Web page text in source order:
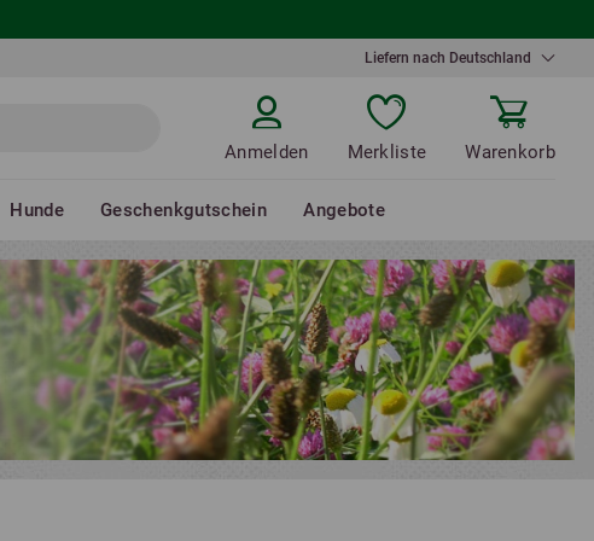
Liefern nach Deutschland
Anmelden Merkliste Warenkorb
Hunde Geschenkgutschein Angebote